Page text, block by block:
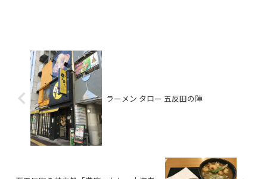
ラーメン タロー 五反田の陣